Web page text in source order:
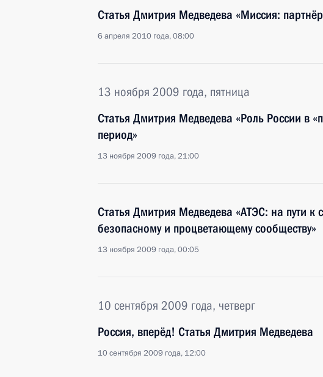
Статья Дмитрия Медведева «Миссия:
6 апреля 2010 года, 08:00
13 ноября 2009 года, пятница
Статья Дмитрия Медведева «Роль России в
период»
13 ноября 2009 года, 21:00
Статья Дмитрия Медведева «АТЭС: на пути к
безопасному и процветающему сообществу»
13 ноября 2009 года, 00:05
10 сентября 2009 года, четверг
Россия, вперёд! Статья Дмитрия Медведева
10 сентября 2009 года, 12:00